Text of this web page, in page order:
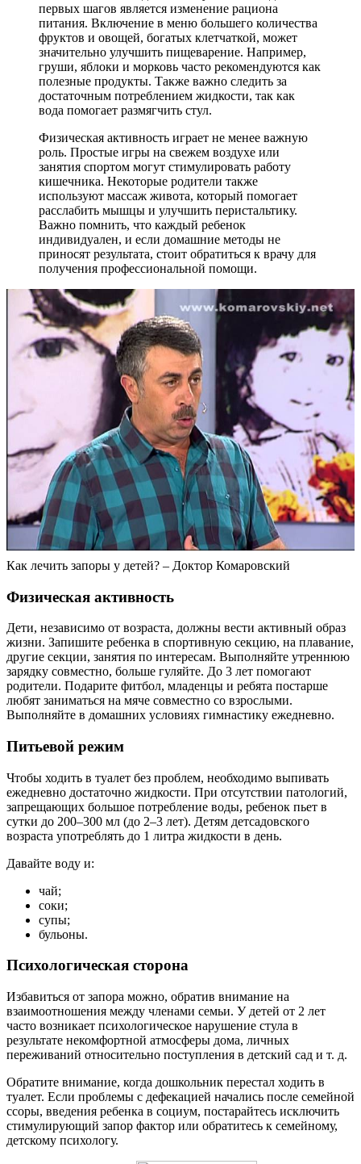
первых шагов является изменение рациона
питания. Включение в меню большего количества
фруктов и овощей, богатых клетчаткой, может
значительно улучшить пищеварение. Например,
груши, яблоки и морковь часто рекомендуются как
полезные продукты. Также важно следить за
достаточным потреблением жидкости, так как
вода помогает размягчить стул.
Физическая активность играет не менее важную
роль. Простые игры на свежем воздухе или
занятия спортом могут стимулировать работу
кишечника. Некоторые родители также
используют массаж живота, который помогает
расслабить мышцы и улучшить перистальтику.
Важно помнить, что каждый ребенок
индивидуален, и если домашние методы не
приносят результата, стоит обратиться к врачу для
получения профессиональной помощи.
Как лечить запоры у детей? – Доктор Комаровский
Физическая активность
Дети, независимо от возраста, должны вести активный образ
жизни. Запишите ребенка в спортивную секцию, на плавание,
другие секции, занятия по интересам. Выполняйте утреннюю
зарядку совместно, больше гуляйте. До 3 лет помогают
родители. Подарите фитбол, младенцы и ребята постарше
любят заниматься на мяче совместно со взрослыми.
Выполняйте в домашних условиях гимнастику ежедневно.
Питьевой режим
Чтобы ходить в туалет без проблем, необходимо выпивать
ежедневно достаточно жидкости. При отсутствии патологий,
запрещающих большое потребление воды, ребенок пьет в
сутки до 200–300 мл (до 2–3 лет). Детям детсадовского
возраста употреблять до 1 литра жидкости в день.
Давайте воду и:
чай;
соки;
супы;
бульоны.
Психологическая сторона
Избавиться от запора можно, обратив внимание на
взаимоотношения между членами семьи. У детей от 2 лет
часто возникает психологическое нарушение стула в
результате некомфортной атмосферы дома, личных
переживаний относительно поступления в детский сад и т. д.
Обратите внимание, когда дошкольник перестал ходить в
туалет. Если проблемы с дефекацией начались после семейной
ссоры, введения ребенка в социум, постарайтесь исключить
стимулирующий запор фактор или обратитесь к семейному,
детскому психологу.